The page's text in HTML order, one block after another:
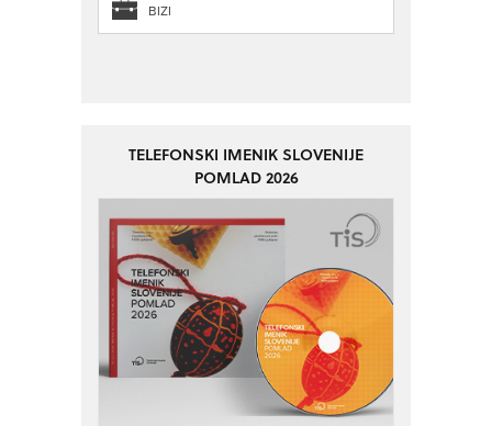
BIZI
TELEFONSKI IMENIK SLOVENIJE
POMLAD 2026